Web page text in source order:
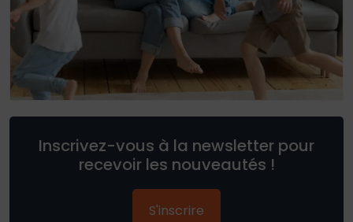
Inscrivez-vous à la newsletter pour
recevoir les nouveautés !
S'inscrire